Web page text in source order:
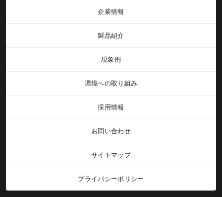
企業情報
製品紹介
現象例
環境への取り組み
採用情報
お問い合わせ
サイトマップ
プライバシーポリシー